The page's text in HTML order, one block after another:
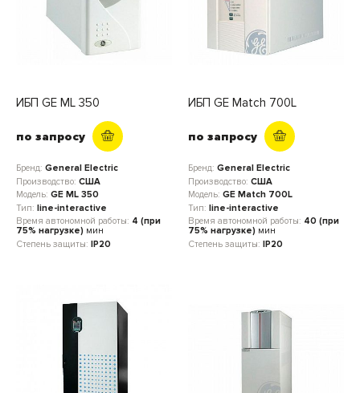
ИБП GE ML 350
по запросу
Бренд: General Electric
Производство: США
Модель: GE ML 350
Тип: line-interactive
Время автономной работы: 4 (при
75% нагрузке) мин
Степень защиты: IP20
ИБП GE Match 700L
по запросу
Бренд: General Electric
Производство: США
Модель: GE Match 700L
Тип: line-interactive
Время автономной работы: 40 (при
75% нагрузке) мин
Степень защиты: IP20